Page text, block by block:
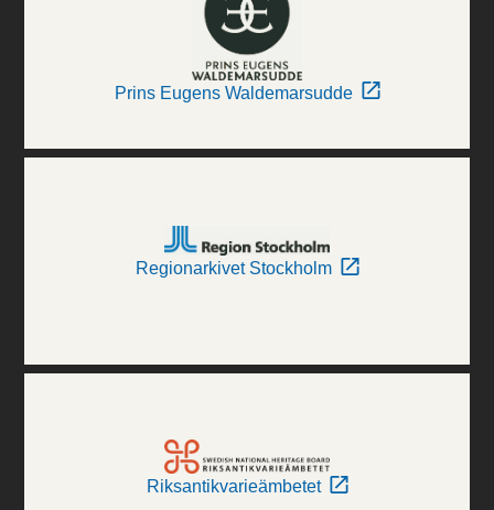
Prins Eugens Waldemarsudde
Regionarkivet Stockholm
Riksantikvarieämbetet